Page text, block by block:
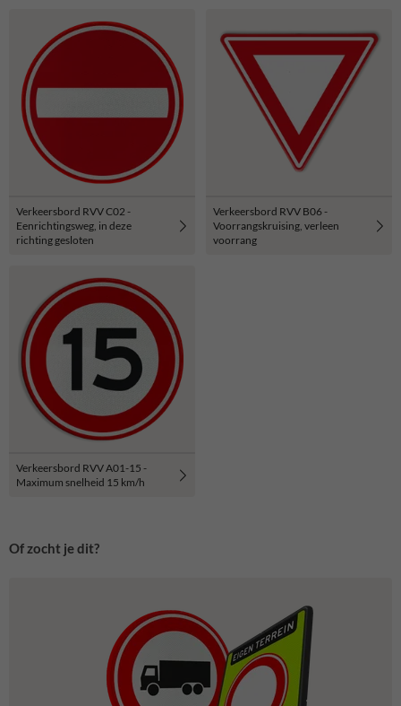
Verkeersbord RVV C02 -
Eenrichtingsweg, in deze
richting gesloten
Verkeersbord RVV B06 -
Voorrangskruising, verleen
voorrang
Verkeersbord RVV A01-15 -
Maximum snelheid 15 km/h
Of zocht je dit?